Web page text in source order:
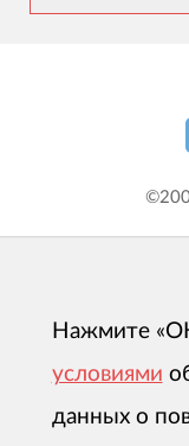
Нажмите
условиями
данных о